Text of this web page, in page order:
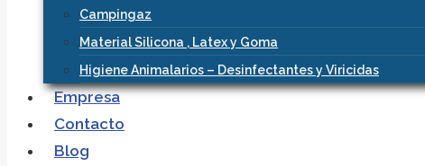
Campingaz
Material Silicona , Latex y Goma
Higiene Animalarios – Desinfectantes y Viricidas
Empresa
Contacto
Blog